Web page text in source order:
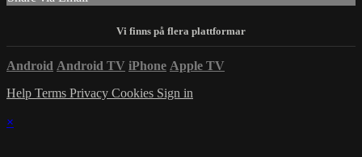
Android Android TV iPhone Apple TV
Help Terms Privacy Cookies Sign in
×